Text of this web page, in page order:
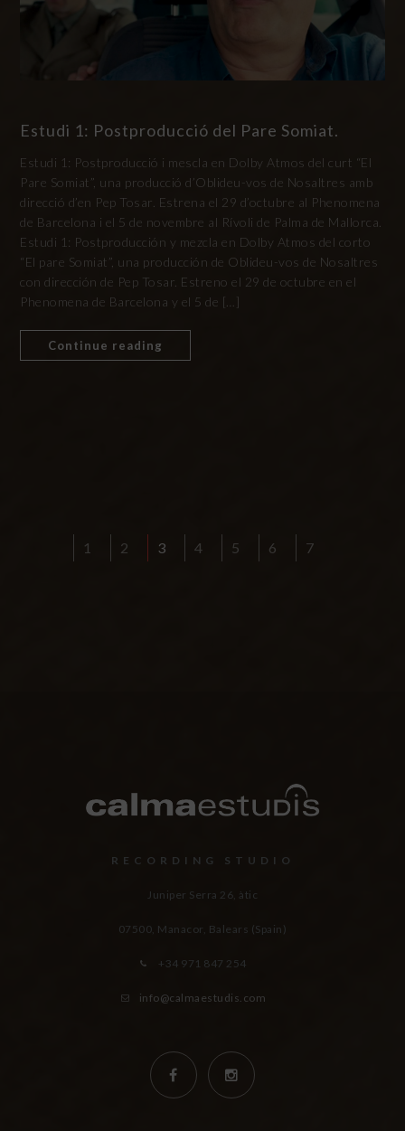
Estudi 1: Postproducció del Pare Somiat.
Estudi 1: Postproducció i mescla en Dolby Atmos del curt “El
Pare Somiat”, una producció d’Oblideu-vos de Nosaltres amb
direcció d’en Pep Tosar. Estrena el 29 d’octubre al Phenomena
de Barcelona i el 5 de novembre al Rívoli de Palma de Mallorca.
Estudi 1: Postproducción y mezcla en Dolby Atmos del corto
“El pare Somiat”, una producción de Oblideu-vos de Nosaltres
con dirección de Pep Tosar. Estreno el 29 de octubre en el
Phenomena de Barcelona y el 5 de […]
Continue reading
1 2 3 4 5 6 7
RECORDING STUDIO
Juniper Serra 26, àtic
07500, Manacor, Balears (Spain)
+34 971 847 254
info@calmaestudis.com